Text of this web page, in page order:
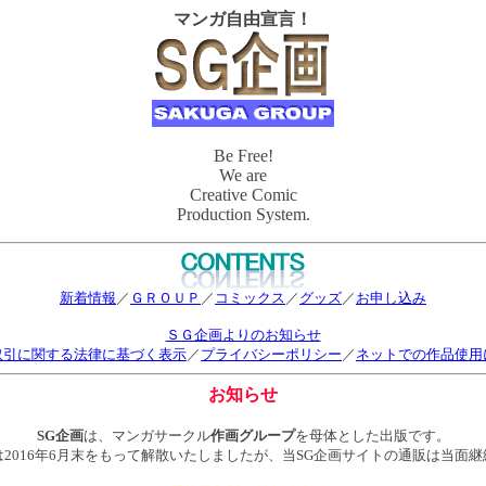
マンガ自由宣言！
Be Free!
We are
Creative Comic
Production System.
新着情報 ／ ＧＲＯＵＰ ／ コミックス ／ グッズ／ お申し込み
ＳＧ企画よりのお知らせ
に関する法律に基づく表示／ プライバシーポリシー ／ ネットでの作品使用
お知らせ
SG企画は、マンガサークル作画グループを母体とした出版です。
年6月末をもって解散いたしましたが、当SG企画サイトの通販は当面継